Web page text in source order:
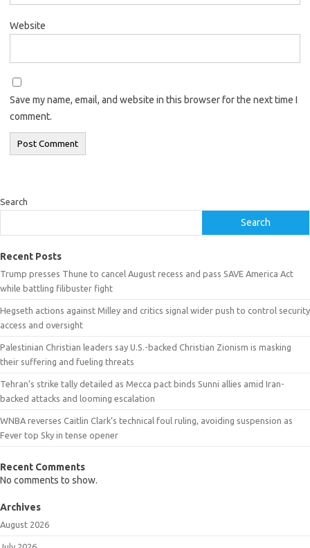
Website
Save my name, email, and website in this browser for the next time I
comment.
Search
Search
Recent Posts
Trump presses Thune to cancel August recess and pass SAVE America Act
while battling filibuster fight
Hegseth actions against Milley and critics signal wider push to control security
access and oversight
Palestinian Christian leaders say U.S.-backed Christian Zionism is masking
their suffering and fueling threats
Tehran’s strike tally detailed as Mecca pact binds Sunni allies amid Iran-
backed attacks and looming escalation
WNBA reverses Caitlin Clark’s technical foul ruling, avoiding suspension as
Fever top Sky in tense opener
Recent Comments
No comments to show.
Archives
August 2026